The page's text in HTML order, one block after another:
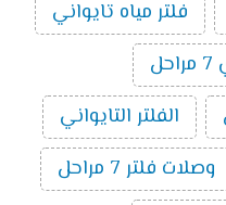
فلتر مياه تايواني
الفلتر التايواني
وصلات فلتر 7 مراحل